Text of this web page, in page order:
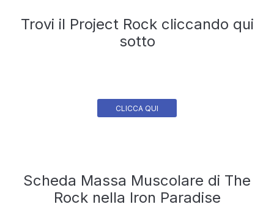
Trovi il Project Rock cliccando qui
sotto
CLICCA QUI
Scheda Massa Muscolare di The
Rock nella Iron Paradise